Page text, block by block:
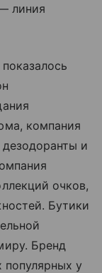
линия
компания
и
очков,
Бутики
Бренд
у